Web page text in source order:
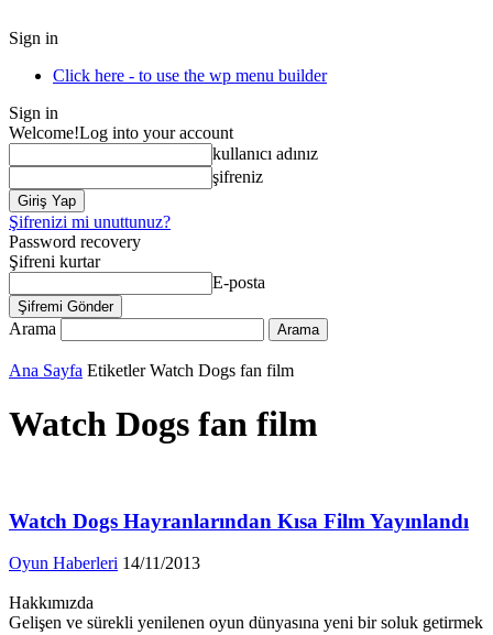
Sign in
Click here - to use the wp menu builder
Sign in
Welcome!Log into your account
kullanıcı adınız
şifreniz
Şifrenizi mi unuttunuz?
Password recovery
Şifreni kurtar
E-posta
Arama
Ana Sayfa Etiketler Watch Dogs fan film
Watch Dogs fan film
Watch Dogs Hayranlarından Kısa Film Yayınlandı
Oyun Haberleri 14/11/2013
Hakkımızda
Gelişen ve sürekli yenilenen oyun dünyasına yeni bir soluk getirmek